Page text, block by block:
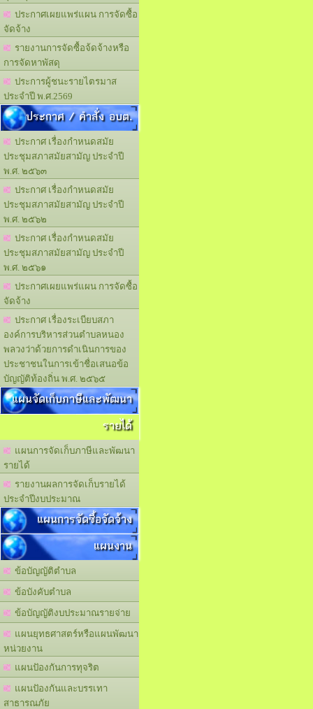
ประกาศเผยแพร่แผน การจัดซื้อ
จัดจ้าง
รายงานการจัดซื้อจ้ดจ้างหรือ
การจัดหาพัสดุ
ประการผู้ชนะรายไตรมาส
ประจำปี พ.ศ.2569
ประกาศ / คำสั่ง อบต.
ประกาศ เรื่องกำหนดสมัย
ประชุมสภาสมัยสามัญ ประจำปี
พ.ศ. ๒๕๖๓
ประกาศ เรื่องกำหนดสมัย
ประชุมสภาสมัยสามัญ ประจำปี
พ.ศ. ๒๕๖๒
ประกาศ เรื่องกำหนดสมัย
ประชุมสภาสมัยสามัญ ประจำปี
พ.ศ. ๒๕๖๑
ประกาศเผยแพร่แผน การจัดซื้อ
จัดจ้าง
ประกาศ เรื่องระเบียบสภา
องค์การบริหารส่วนตำบลหนอง
พลวงว่าด้วยการดำเนินการของ
ประชาชนในการเข้าชื่อเสนอข้อ
บัญญัติท้องถิ่น พ.ศ. ๒๕๖๕
แผนจัดเก็บภาษีและพัฒนา
รายได้
แผนการจัดเก็บภาษีและพัฒนา
รายได้
รายงานผลการจัดเก็บรายได้
ประจำปีงบประมาณ
แผนการจัดซื้อจัดจ้าง
แผนงาน
ข้อบัญญัติตำบล
ข้อบังคับตำบล
ข้อบัญญัติงบประมาณรายจ่าย
แผนยุทธศาสตร์หรือแผนพัฒนา
หน่วยงาน
แผนปัองกันการทุจริต
แผนปัองกันและบรรเทา
สาธารณภัย